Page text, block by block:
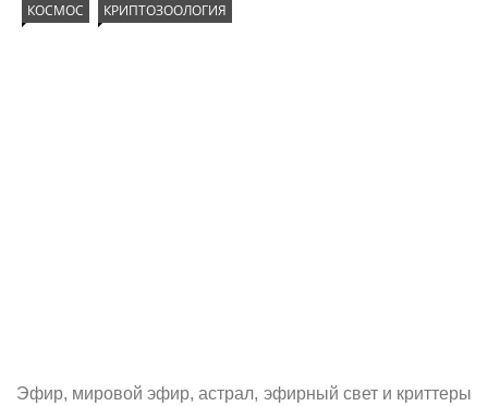
КОСМОС КРИПТОЗООЛОГИЯ
Эфир, мировой эфир, астрал, эфирный свет и криттеры